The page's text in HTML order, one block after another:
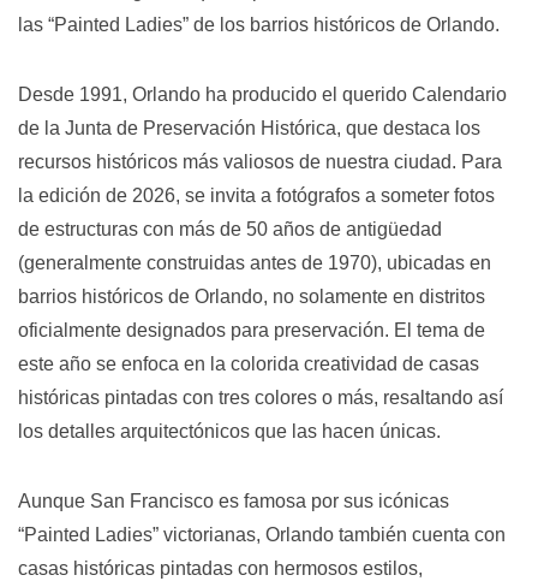
las “Painted Ladies” de los barrios históricos de Orlando.
Desde 1991, Orlando ha producido el querido Calendario
de la Junta de Preservación Histórica, que destaca los
recursos históricos más valiosos de nuestra ciudad. Para
la edición de 2026, se invita a fotógrafos a someter fotos
de estructuras con más de 50 años de antigüedad
(generalmente construidas antes de 1970), ubicadas en
barrios históricos de Orlando, no solamente en distritos
oficialmente designados para preservación. El tema de
este año se enfoca en la colorida creatividad de casas
históricas pintadas con tres colores o más, resaltando así
los detalles arquitectónicos que las hacen únicas.
Aunque San Francisco es famosa por sus icónicas
“Painted Ladies” victorianas, Orlando también cuenta con
casas históricas pintadas con hermosos estilos,